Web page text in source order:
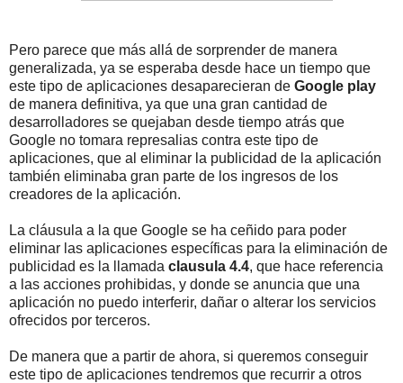
Pero parece que más allá de sorprender de manera
generalizada, ya se esperaba desde hace un tiempo que
este tipo de aplicaciones desaparecieran de Google play
de manera definitiva, ya que una gran cantidad de
desarrolladores se quejaban desde tiempo atrás que
Google no tomara represalias contra este tipo de
aplicaciones, que al eliminar la publicidad de la aplicación
también eliminaba gran parte de los ingresos de los
creadores de la aplicación.
La cláusula a la que Google se ha ceñido para poder
eliminar las aplicaciones específicas para la eliminación de
publicidad es la llamada clausula 4.4, que hace referencia
a las acciones prohibidas, y donde se anuncia que una
aplicación no puedo interferir, dañar o alterar los servicios
ofrecidos por terceros.
De manera que a partir de ahora, si queremos conseguir
este tipo de aplicaciones tendremos que recurrir a otros